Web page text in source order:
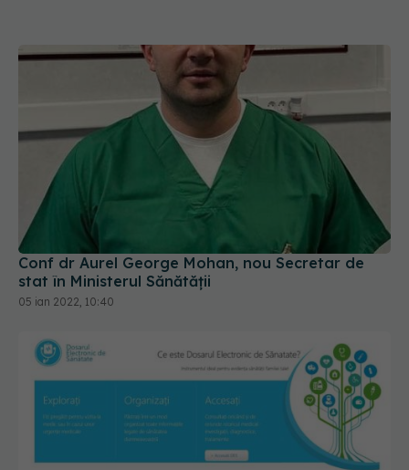
Conf dr Aurel George Mohan, nou Secretar de
stat în Ministerul Sănătății
05 ian 2022, 10:40